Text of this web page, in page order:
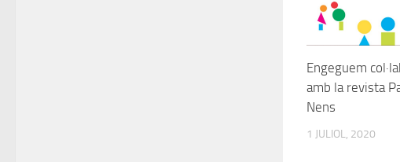
Engeguem
amb la revista
Nens
1 JULIOL, 2020